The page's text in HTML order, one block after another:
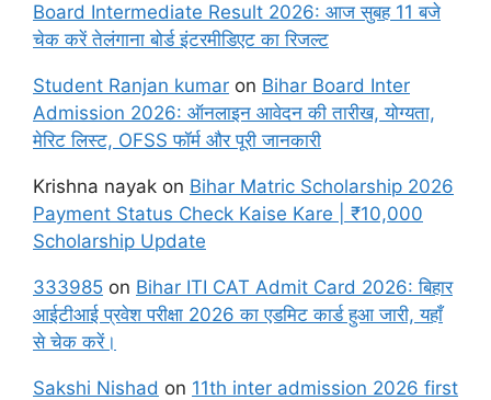
Board Intermediate Result 2026: आज सुबह 11 बजे
चेक करें तेलंगाना बोर्ड इंटरमीडिएट का रिजल्ट
Student Ranjan kumar on Bihar Board Inter
Admission 2026: ऑनलाइन आवेदन की तारीख, योग्यता,
मेरिट लिस्ट, OFSS फॉर्म और पूरी जानकारी
Krishna nayak on Bihar Matric Scholarship 2026
Payment Status Check Kaise Kare | ₹10,000
Scholarship Update
333985 on Bihar ITI CAT Admit Card 2026: बिहार
आईटीआई प्रवेश परीक्षा 2026 का एडमिट कार्ड हुआ जारी, यहाँ
से चेक करें।
Sakshi Nishad on 11th inter admission 2026 first